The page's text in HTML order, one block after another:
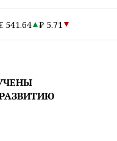
541.64 ₽ 5.71